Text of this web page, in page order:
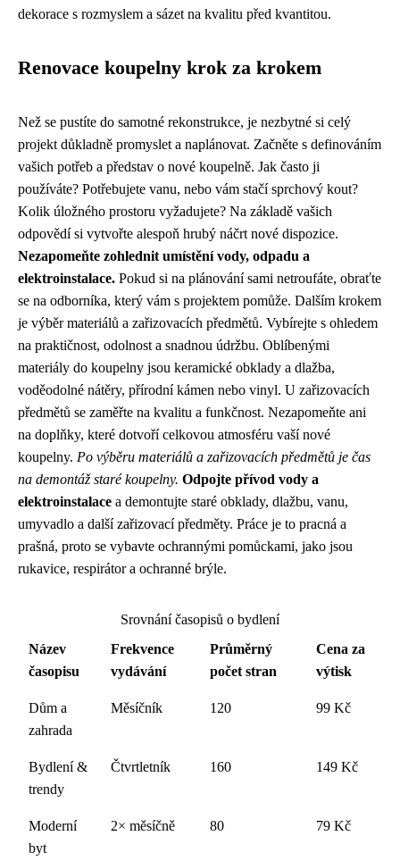
dekorace s rozmyslem a sázet na kvalitu před kvantitou.
Renovace koupelny krok za krokem
Než se pustíte do samotné rekonstrukce, je nezbytné si celý
projekt důkladně promyslet a naplánovat. Začněte s definováním
vašich potřeb a představ o nové koupelně. Jak často ji
používáte? Potřebujete vanu, nebo vám stačí sprchový kout?
Kolik úložného prostoru vyžadujete? Na základě vašich
odpovědí si vytvořte alespoň hrubý náčrt nové dispozice.
Nezapomeňte zohlednit umístění vody, odpadu a
elektroinstalace. Pokud si na plánování sami netroufáte, obraťte
se na odborníka, který vám s projektem pomůže. Dalším krokem
je výběr materiálů a zařizovacích předmětů. Vybírejte s ohledem
na praktičnost, odolnost a snadnou údržbu. Oblíbenými
materiály do koupelny jsou keramické obklady a dlažba,
voděodolné nátěry, přírodní kámen nebo vinyl. U zařizovacích
předmětů se zaměřte na kvalitu a funkčnost. Nezapomeňte ani
na doplňky, které dotvoří celkovou atmosféru vaší nové
koupelny. Po výběru materiálů a zařizovacích předmětů je čas
na demontáž staré koupelny. Odpojte přívod vody a
elektroinstalace a demontujte staré obklady, dlažbu, vanu,
umyvadlo a další zařizovací předměty. Práce je to pracná a
prašná, proto se vybavte ochrannými pomůckami, jako jsou
rukavice, respirátor a ochranné brýle.
Srovnání časopisů o bydlení
Název
časopisu
Frekvence
vydávání
Průměrný
počet stran
Cena za
výtisk
Dům a
zahrada
Měsíčník 120 99 Kč
Bydlení &
trendy
Čtvrtletník 160 149 Kč
Moderní
byt
2× měsíčně 80 79 Kč